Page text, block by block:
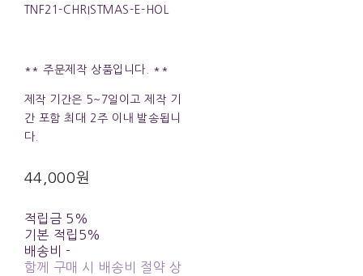
TNF21-CHRISTMAS-E-HOL
** 주문제작 상품입니다. **
제작 기간은 5~7일이고 제작 기
간 포함 최대 2주 이내 발송됩니
다.
44,000원
적립금 5%
기본 적립 5%
배송비 -
함께 구매 시 배송비 절약 상